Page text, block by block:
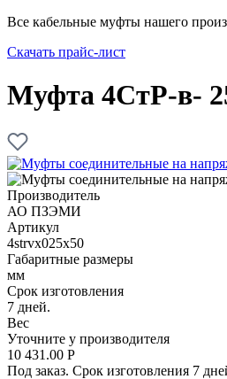
Все кабельные муфты нашего
Скачать прайс-лист
Муфта 4СтР-в-
Производитель
АО ПЗЭМИ
Артикул
4strvx025x50
Габаритные размеры
мм
Срок изготовления
7 дней.
Вес
Уточните у производителя
10 431.00 Р
Под заказ. Срок изготовления 7